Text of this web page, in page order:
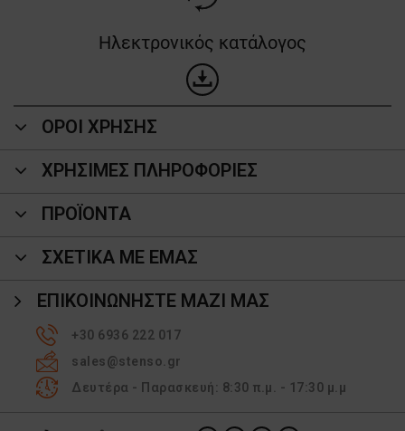
Ηλεκτρονικός κατάλογος
ΟΡΟΙ ΧΡΗΣΗΣ
ΧΡΗΣΙΜΕΣ ΠΛΗΡΟΦΟΡΙΕΣ
ΠΡΟΪΌΝΤΑ
ΣΧΕΤΙΚΑ ΜΕ ΕΜΑΣ
ΕΠΙΚΟΙΝΩΝΉΣΤΕ ΜΑΖΊ ΜΑΣ
+30 6936 222 017
sales@stenso.gr
Δευτέρα - Παρασκευή: 8:30 π.μ. - 17:30 μ.μ